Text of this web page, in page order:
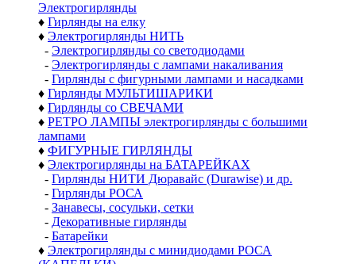
Электро­гирлянды
♦ Гирлянды на елку
♦ Электрогирлянды НИТЬ
- Электрогирлянды со светодиодами
- Электрогирлянды с лампами накаливания
- Гирлянды с фигурными лампами и насадками
♦ Гирлянды МУЛЬТИШАРИКИ
♦ Гирлянды со СВЕЧАМИ
♦ РЕТРО ЛАМПЫ электрогирлянды с большими
лампами
♦ ФИГУРНЫЕ ГИРЛЯНДЫ
♦ Электрогирлянды на БАТАРЕЙКАХ
- Гирлянды НИТИ Дюравайс (Durawise) и др.
- Гирлянды РОСА
- Занавесы, сосульки, сетки
- Декоративные гирлянды
- Батарейки
♦ Электрогирлянды с минидиодами РОСА